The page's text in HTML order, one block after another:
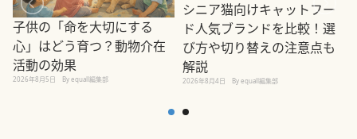
子供の「命を大切にする
心」はどう育つ？動物介在
活動の効果
2026年8月5日 By equall編集部
シニア猫向けキャットフー
ド人気ブランドを比較！選
び方や切り替えの注意点も
解説
2026年8月4日 By equall編集部